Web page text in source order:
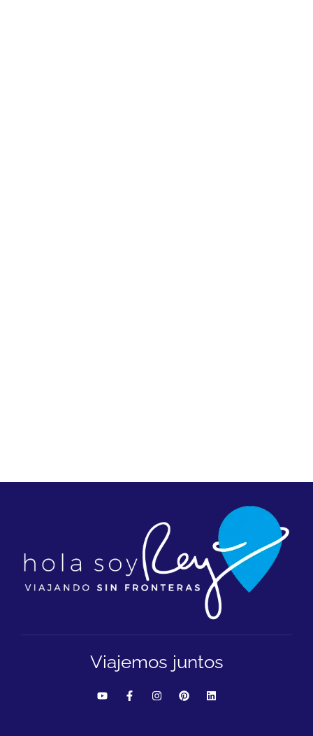
Viajemos juntos